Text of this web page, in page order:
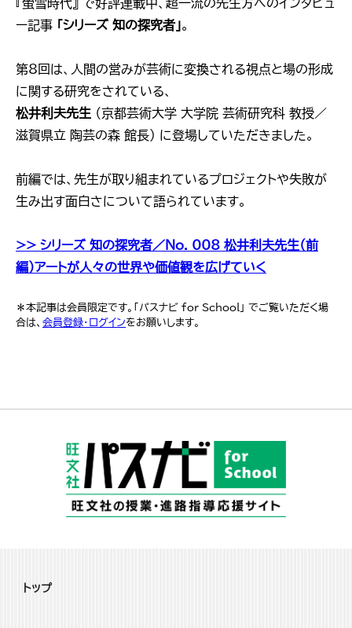
『螢雪時代』 で好評連載中、超一流の先生方へのインタビュ
ー記事
「シリーズ 知の探究者」。
第8回は、人間の営みが芸術に変換される視点と場の形成
に関する研究をされている、
松井利夫先生 （京都芸術大学 大学院 芸術研究科 教授／
滋賀県立 陶芸の森 館長） に登場していただきました。
前編では、先生が取り組まれているプロジェクトや失敗が
生み出す面白さについて語られています。
>> シリーズ 知の探究者／No. 008 松井利夫先生（前
編）アートが人々の世界や価値観を広げていく
＊本記事は会員限定です。「パスナビ for School」 でご覧いただく場
合は、 会員登録・ログインをお願いします。
トップ